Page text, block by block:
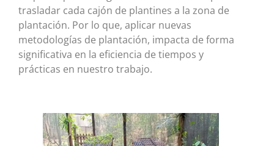
trasladar cada cajón de plantines a la zona de
plantación. Por lo que, aplicar nuevas
metodologías de plantación, impacta de forma
significativa en la eficiencia de tiempos y
prácticas en nuestro trabajo.